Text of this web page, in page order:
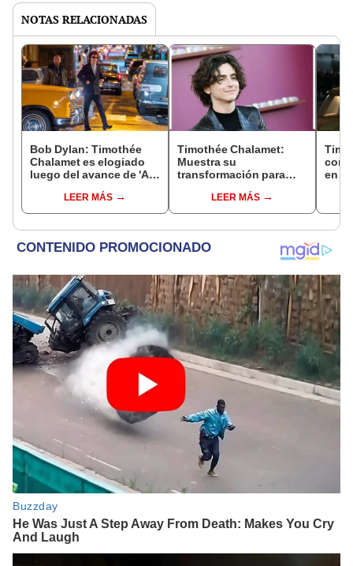
NOTAS RELACIONADAS
Bob Dylan: Timothée
Chalamet es elogiado
luego del avance de 'A
LEER MÁS
Timothée Chalamet:
Muestra su
transformación para
LEER MÁS
en la